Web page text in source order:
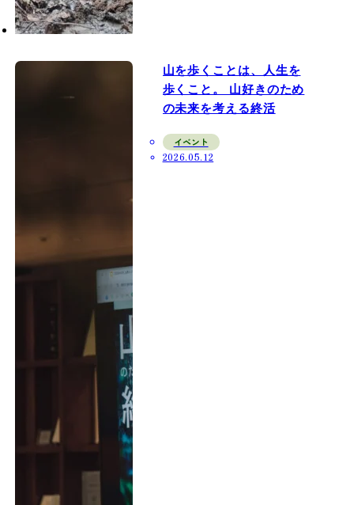
山を歩くことは、人生を
歩くこと。 山好きのため
の未来を考える終活
イベント
2026.05.12